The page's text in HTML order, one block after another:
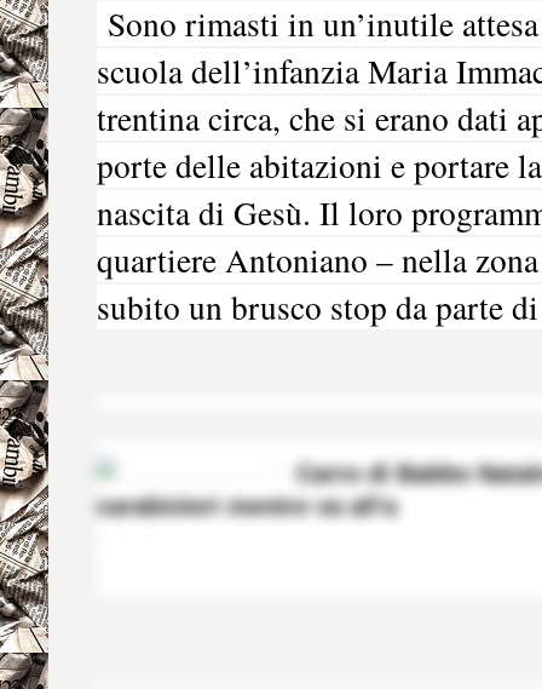
Sono rimasti in un’inutile
scuola dell’infanzia Maria
trentina circa, che si erano dati
porte delle abitazioni e portare
nascita di Gesù. Il loro
quartiere Antoniano – nella
subito un brusco stop da parte
Carro di Babbo
carabinieri mentre va all'a